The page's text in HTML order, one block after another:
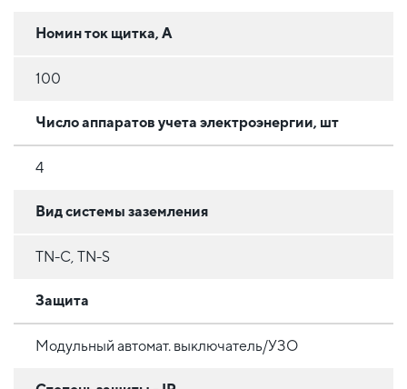
Номин ток щитка, А
100
Число аппаратов учета электроэнергии, шт
4
Вид системы заземления
TN-C, TN-S
Защита
Модульный автомат. выключатель/УЗО